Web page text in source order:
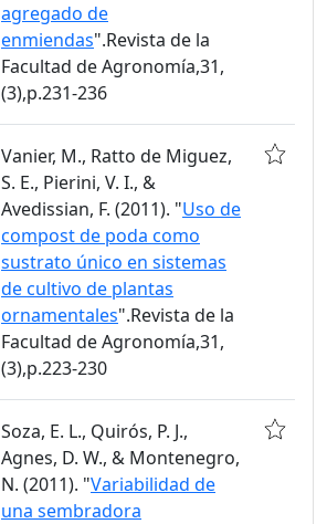
agregado de
enmiendas".Revista de la
Facultad de Agronomía,31,
(3),p.231-236
Vanier, M., Ratto de Miguez,
S. E., Pierini, V. I., &
Avedissian, F. (2011). "Uso de
compost de poda como
sustrato único en sistemas
de cultivo de plantas
ornamentales".Revista de la
Facultad de Agronomía,31,
(3),p.223-230
Soza, E. L., Quirós, P. J.,
Agnes, D. W., & Montenegro,
N. (2011). "Variabilidad de
una sembradora